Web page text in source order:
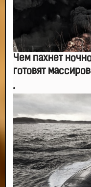
Чем пахнет
готовят